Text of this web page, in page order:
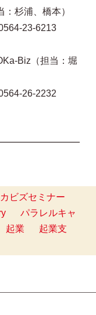
杉浦、橋本）
23-6213
Biz（担当：堀
26-2232
ビズセミナー
パラレルキャ
起業
起業支